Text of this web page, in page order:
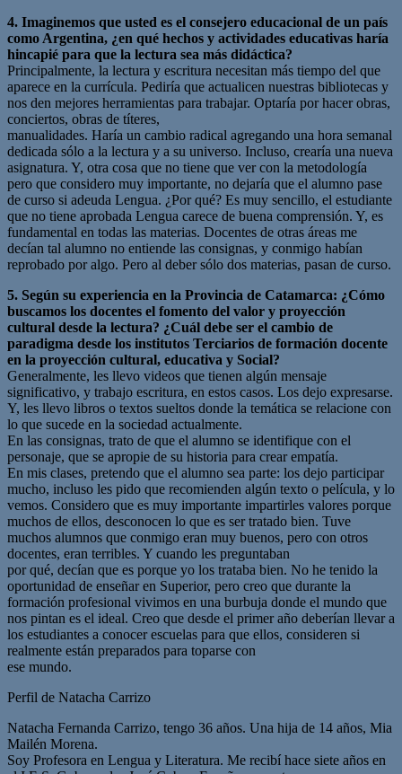
4. Imaginemos que usted es el consejero educacional de un país
como Argentina, ¿en qué hechos y actividades educativas haría
hincapié para que la lectura sea más didáctica?
Principalmente, la lectura y escritura necesitan más tiempo del que
aparece en la currícula. Pediría que actualicen nuestras bibliotecas y
nos den mejores herramientas para trabajar. Optaría por hacer obras,
conciertos, obras de títeres,
manualidades. Haría un cambio radical agregando una hora semanal
dedicada sólo a la lectura y a su universo. Incluso, crearía una nueva
asignatura. Y, otra cosa que no tiene que ver con la metodología
pero que considero muy importante, no dejaría que el alumno pase
de curso si adeuda Lengua. ¿Por qué? Es muy sencillo, el estudiante
que no tiene aprobada Lengua carece de buena comprensión. Y, es
fundamental en todas las materias. Docentes de otras áreas me
decían tal alumno no entiende las consignas, y conmigo habían
reprobado por algo. Pero al deber sólo dos materias, pasan de curso.
5. Según su experiencia en la Provincia de Catamarca: ¿Cómo
buscamos los docentes el fomento del valor y proyección
cultural desde la lectura? ¿Cuál debe ser el cambio de
paradigma desde los institutos Terciarios de formación docente
en la proyección cultural, educativa y Social?
Generalmente, les llevo videos que tienen algún mensaje
significativo, y trabajo escritura, en estos casos. Los dejo expresarse.
Y, les llevo libros o textos sueltos donde la temática se relacione con
lo que sucede en la sociedad actualmente.
En las consignas, trato de que el alumno se identifique con el
personaje, que se apropie de su historia para crear empatía.
En mis clases, pretendo que el alumno sea parte: los dejo participar
mucho, incluso les pido que recomienden algún texto o película, y lo
vemos. Considero que es muy importante impartirles valores porque
muchos de ellos, desconocen lo que es ser tratado bien. Tuve
muchos alumnos que conmigo eran muy buenos, pero con otros
docentes, eran terribles. Y cuando les preguntaban
por qué, decían que es porque yo los trataba bien. No he tenido la
oportunidad de enseñar en Superior, pero creo que durante la
formación profesional vivimos en una burbuja donde el mundo que
nos pintan es el ideal. Creo que desde el primer año deberían llevar a
los estudiantes a conocer escuelas para que ellos, consideren si
realmente están preparados para toparse con
ese mundo.
Perfil de Natacha Carrizo
Natacha Fernanda Carrizo, tengo 36 años. Una hija de 14 años, Mia
Mailén Morena.
Soy Profesora en Lengua y Literatura. Me recibí hace siete años en